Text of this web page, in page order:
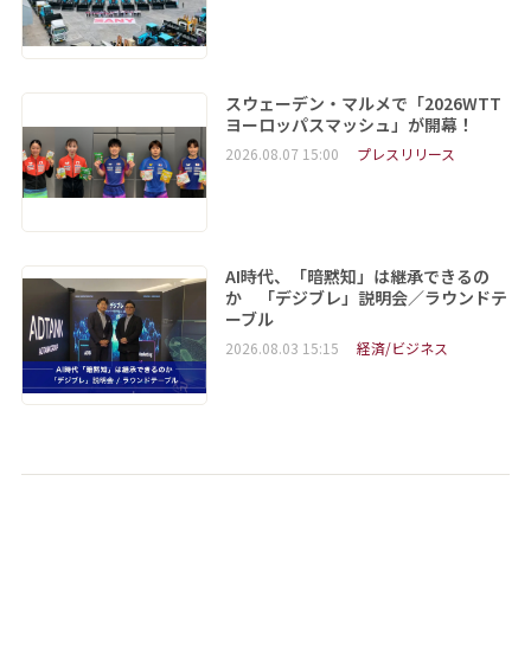
スウェーデン・マルメで「2026WTT
ヨーロッパスマッシュ」が開幕！
2026.08.07 15:00 プレスリリース
AI時代、「暗黙知」は継承できるの
か 「デジブレ」説明会／ラウンドテ
ーブル
2026.08.03 15:15 経済/ビジネス